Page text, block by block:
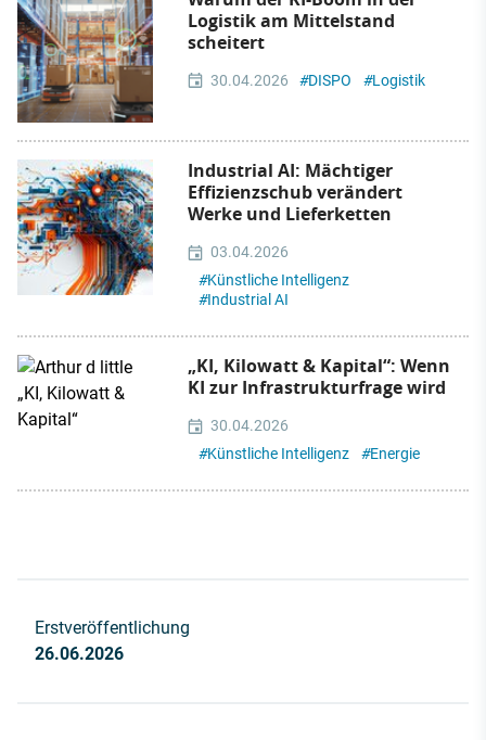
Logistik am Mittelstand
scheitert
30.04.2026 #DISPO #Logistik
Industrial AI: Mächtiger
Effizienzschub verändert
Werke und Lieferketten
03.04.2026
#Künstliche Intelligenz
#Industrial AI
„KI, Kilowatt & Kapital“: Wenn
KI zur Infrastrukturfrage wird
30.04.2026
#Künstliche Intelligenz #Energie
Erstveröffentlichung
26.06.2026